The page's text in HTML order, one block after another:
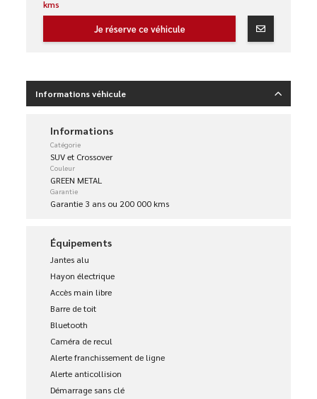
kms
Je réserve ce véhicule
Informations véhicule
Informations
Catégorie
SUV et Crossover
Couleur
GREEN METAL
Garantie
Garantie 3 ans ou 200 000 kms
Équipements
Jantes alu
Hayon électrique
Accès main libre
Barre de toit
Bluetooth
Caméra de recul
Alerte franchissement de ligne
Alerte anticollision
Démarrage sans clé